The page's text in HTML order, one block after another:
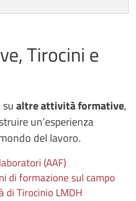
Tirocini e
altre attività formative,
un’esperienza
del lavoro.
(AAF)
di formazione sul campo
di Tirocinio LMDH